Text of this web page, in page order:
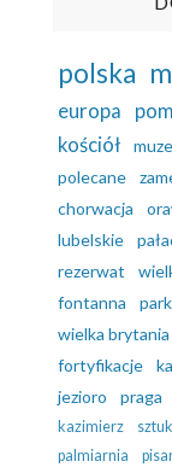
polska
europa
kościół
polecane
chorwacja
lubelskie
rezerwat
fontanna
wielka brytania
fortyfikacje
jezioro
praga
kazimierz
palmiarnia